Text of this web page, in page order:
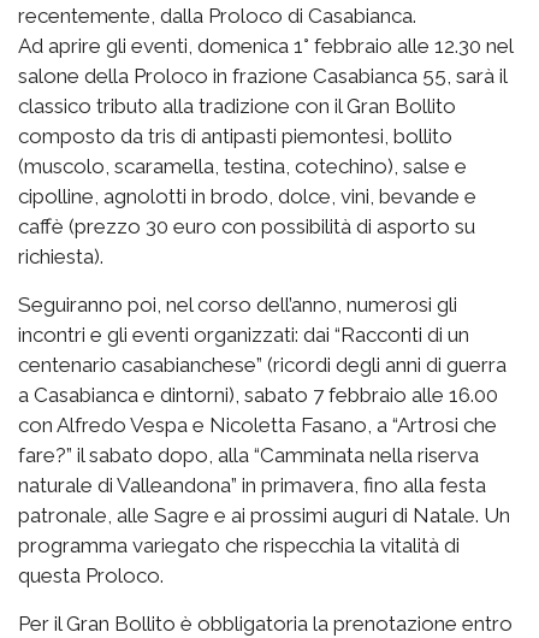
recentemente, dalla Proloco di Casabianca.
Ad aprire gli eventi, domenica 1° febbraio alle 12.30 nel
salone della Proloco in frazione Casabianca 55, sarà il
classico tributo alla tradizione con il Gran Bollito
composto da tris di antipasti piemontesi, bollito
(muscolo, scaramella, testina, cotechino), salse e
cipolline, agnolotti in brodo, dolce, vini, bevande e
caffè (prezzo 30 euro con possibilità di asporto su
richiesta).
Seguiranno poi, nel corso dell’anno, numerosi gli
incontri e gli eventi organizzati: dai “Racconti di un
centenario casabianchese” (ricordi degli anni di guerra
a Casabianca e dintorni), sabato 7 febbraio alle 16.00
con Alfredo Vespa e Nicoletta Fasano, a “Artrosi che
fare?” il sabato dopo, alla “Camminata nella riserva
naturale di Valleandona” in primavera, fino alla festa
patronale, alle Sagre e ai prossimi auguri di Natale. Un
programma variegato che rispecchia la vitalità di
questa Proloco.
Per il Gran Bollito è obbligatoria la prenotazione entro